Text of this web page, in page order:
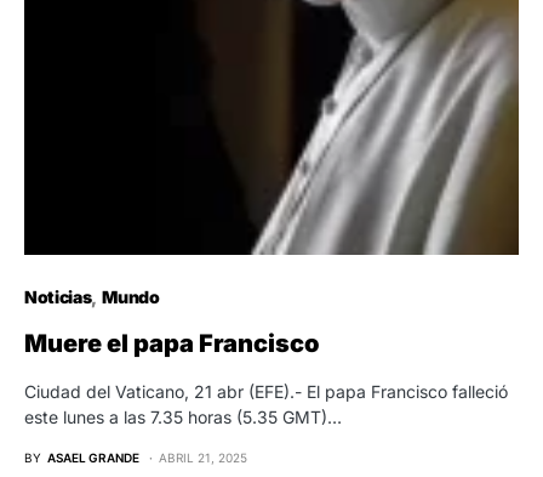
Noticias Mundo
Muere el papa Francisco
Ciudad del Vaticano, 21 abr (EFE).- El papa Francisco falleció
este lunes a las 7.35 horas (5.35 GMT)…
BY ASAEL GRANDE ABRIL 21, 2025